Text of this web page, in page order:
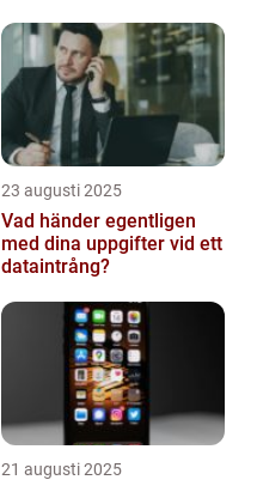
23 augusti 2025
Vad händer egentligen
med dina uppgifter vid ett
dataintrång?
21 augusti 2025